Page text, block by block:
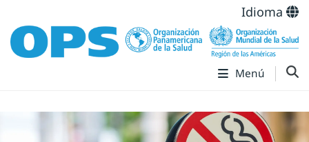
Idioma
Menú